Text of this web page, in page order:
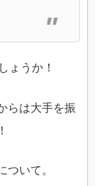
ょうか！
らは大手を振
ついて。